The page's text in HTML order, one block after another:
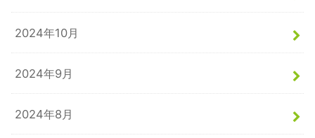
2024年10月
2024年9月
2024年8月